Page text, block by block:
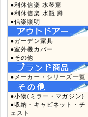
●利休信楽 水琴窟
●利休信楽 水瓶 蹲
●信楽照明
●ガーデン家具
●室外機カバー
●その他
●メーカー・シリーズ一覧
●小物(ミラー・マガジン)
●収納・キャビネット・チ
ェスト